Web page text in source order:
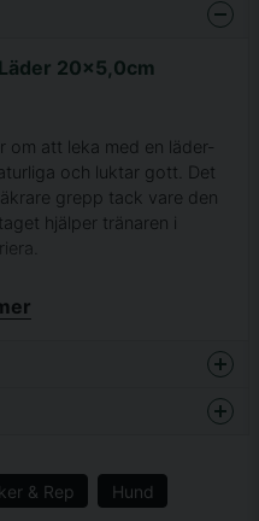
20x5,0cm
om att leka med en läder-
och luktar gott. Det
grepp tack vare den
hjälper tränaren i
& Rep Hund